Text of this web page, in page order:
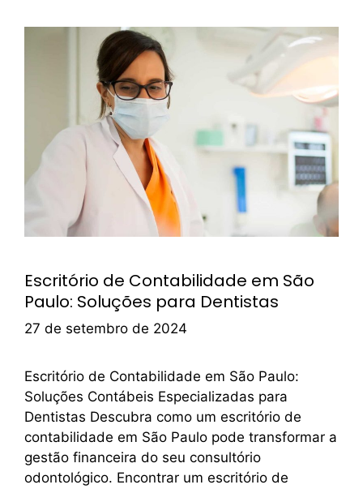
Escritório de Contabilidade em São
Paulo: Soluções para Dentistas
27 de setembro de 2024
Escritório de Contabilidade em São Paulo:
Soluções Contábeis Especializadas para
Dentistas Descubra como um escritório de
contabilidade em São Paulo pode transformar a
gestão financeira do seu consultório
odontológico. Encontrar um escritório de